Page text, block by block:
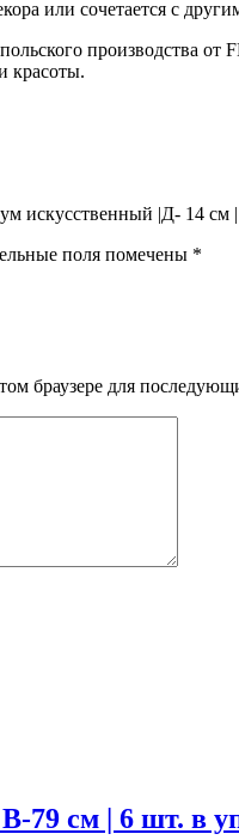
или сочетается с
производства
красоты.
искусственный |Д- 14 см
поля помечены *
браузере для
79 см | 6 шт. в